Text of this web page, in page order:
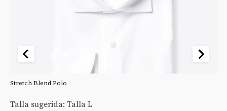
Stretch Blend Polo
Talla sugerida: Talla L